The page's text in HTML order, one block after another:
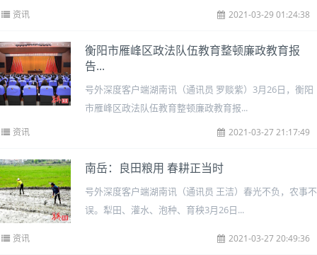
资讯 2021-03-29 01:24:38
衡阳市雁峰区政法队伍教育整顿廉政教育报
告...
号外深度客户端湖南讯（通讯员 罗赕紫）3月26日，衡阳
市雁峰区政法队伍教育整顿廉政教育报...
资讯 2021-03-27 21:17:49
南岳：良田粮用 春耕正当时
号外深度客户端湖南讯（通讯员 王洁）春光不负，农事不
误。犁田、灌水、泡种、育秧3月26日...
资讯 2021-03-27 20:49:36